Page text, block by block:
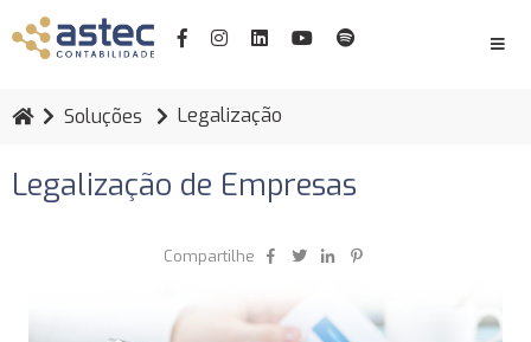
Soluções Legalização
Legalização de Empresas
Compartilhe